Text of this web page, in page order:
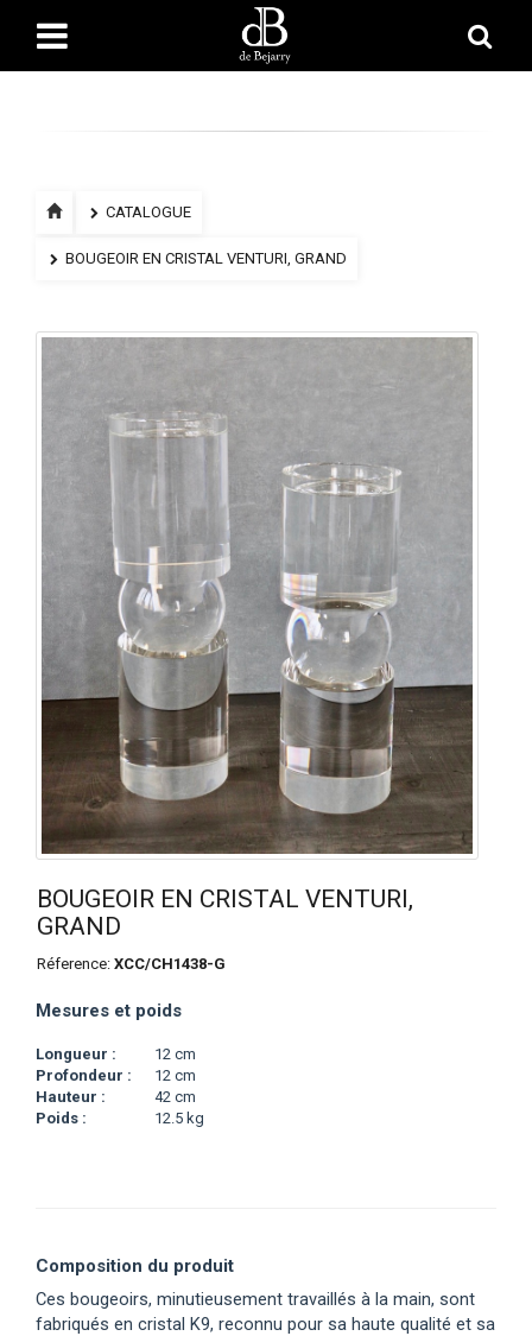
CATALOGUE
BOUGEOIR EN CRISTAL VENTURI, GRAND
BOUGEOIR EN CRISTAL VENTURI,
GRAND
Réference: XCC/CH1438-G
Mesures et poids
Longueur :
12 cm
Profondeur :
12 cm
Hauteur :
42 cm
Poids :
12.5 kg
Composition du produit
Ces bougeoirs, minutieusement travaillés à la main, sont
fabriqués en cristal K9, reconnu pour sa haute qualité et sa